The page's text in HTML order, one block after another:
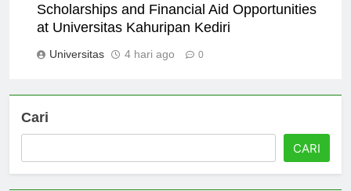
Scholarships and Financial Aid Opportunities
at Universitas Kahuripan Kediri
Universitas 4 hari ago 0
Cari
CARI